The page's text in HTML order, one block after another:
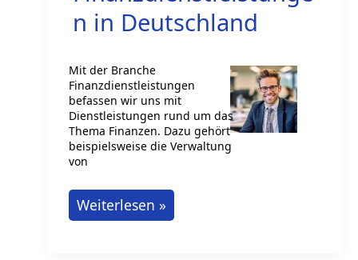
n in Deutschland
Mit der Branche
Finanzdienstleistungen
befassen wir uns mit
Dienstleistungen rund um das
Thema Finanzen. Dazu gehört
beispielsweise die Verwaltung
von
Karriere
im
Weiterlesen »